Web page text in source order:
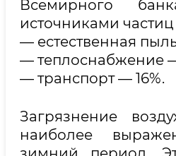
Всемирного
источниками частиц
— естественная
— теплоснабжение
— транспорт — 16%.
Загрязнение
наиболее